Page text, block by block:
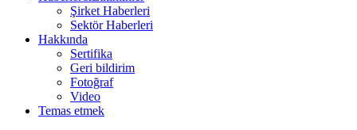
Şirket Haberleri
Sektör Haberleri
Hakkında
Sertifika
Geri bildirim
Fotoğraf
Video
Temas etmek